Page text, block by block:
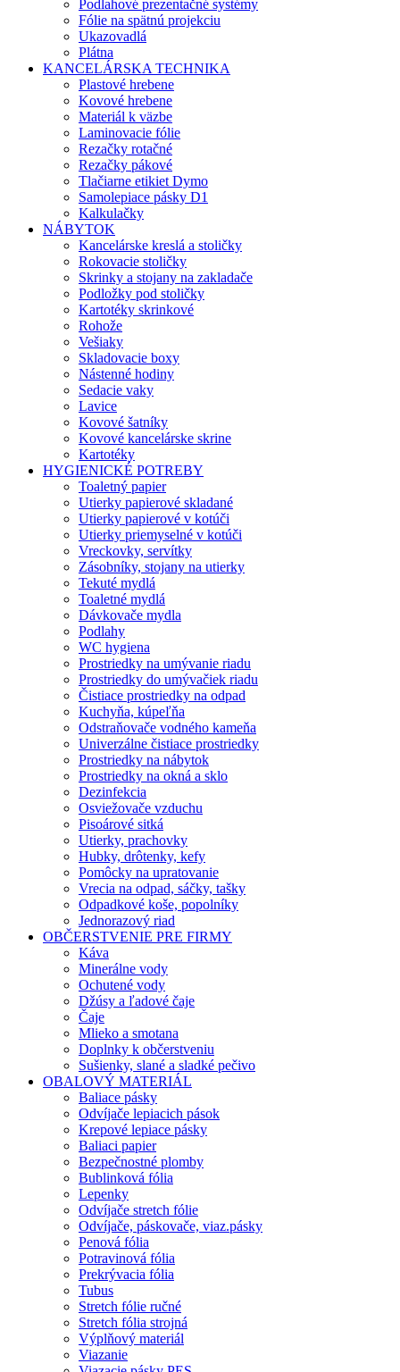
Podlahové prezentačné systémy
Fólie na spätnú projekciu
Ukazovadlá
Plátna
KANCELÁRSKA TECHNIKA
Plastové hrebene
Kovové hrebene
Materiál k väzbe
Laminovacie fólie
Rezačky rotačné
Rezačky pákové
Tlačiarne etikiet Dymo
Samolepiace pásky D1
Kalkulačky
NÁBYTOK
Kancelárske kreslá a stoličky
Rokovacie stoličky
Skrinky a stojany na zakladače
Podložky pod stoličky
Kartotéky skrinkové
Rohože
Vešiaky
Skladovacie boxy
Nástenné hodiny
Sedacie vaky
Lavice
Kovové šatníky
Kovové kancelárske skrine
Kartotéky
HYGIENICKÉ POTREBY
Toaletný papier
Utierky papierové skladané
Utierky papierové v kotúči
Utierky priemyselné v kotúči
Vreckovky, servítky
Zásobníky, stojany na utierky
Tekuté mydlá
Toaletné mydlá
Dávkovače mydla
Podlahy
WC hygiena
Prostriedky na umývanie riadu
Prostriedky do umývačiek riadu
Čistiace prostriedky na odpad
Kuchyňa, kúpeľňa
Odstraňovače vodného kameňa
Univerzálne čistiace prostriedky
Prostriedky na nábytok
Prostriedky na okná a sklo
Dezinfekcia
Osviežovače vzduchu
Pisoárové sitká
Utierky, prachovky
Hubky, drôtenky, kefy
Pomôcky na upratovanie
Vrecia na odpad, sáčky, tašky
Odpadkové koše, popolníky
Jednorazový riad
OBČERSTVENIE PRE FIRMY
Káva
Minerálne vody
Ochutené vody
Džúsy a ľadové čaje
Čaje
Mlieko a smotana
Doplnky k občerstveniu
Sušienky, slané a sladké pečivo
OBALOVÝ MATERIÁL
Baliace pásky
Odvíjače lepiacich pások
Krepové lepiace pásky
Baliaci papier
Bezpečnostné plomby
Bublinková fólia
Lepenky
Odvíjače stretch fólie
Odvíjače, páskovače, viaz.pásky
Penová fólia
Potravinová fólia
Prekrývacia fólia
Tubus
Stretch fólie ručné
Stretch fólia strojná
Výplňový materiál
Viazanie